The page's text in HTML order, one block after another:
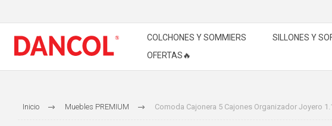
COLCHONES Y SOMMIERS SILLONES Y
OFERTAS🔥
Inicio Muebles PREMIUM Comoda Cajonera 5 Cajones Organizador Joyero